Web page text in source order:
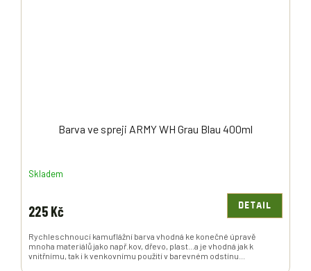
Barva ve spreji ARMY WH Grau Blau 400ml
Skladem
225 Kč DETAIL
Rychleschnoucí kamuflážní barva vhodná ke konečné úpravě
mnoha materiálů jako např.kov, dřevo, plast...a je vhodná jak k
vnitřnímu, tak i k venkovnímu použití v barevném odstínu...